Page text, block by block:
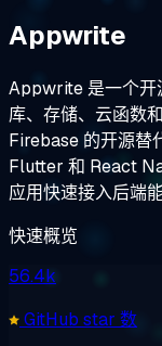
Appwrite
Appwrite 是一个开
库、存储、云函数
Firebase 的开源替
Flutter 和 React
应用快速接入后端
快速概览
56.4k
GitHub star 数